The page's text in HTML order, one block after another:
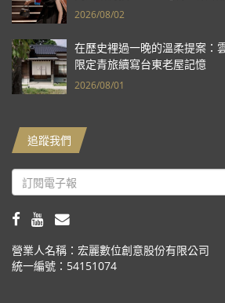
報亮眼
2026/08/02
在歷史裡過一晚的溫柔提案：
限定青旅續寫台東老屋記憶
2026/08/01
追蹤我們
營業人名稱：宏麗數位創意股份有限公司
統一編號：54151074